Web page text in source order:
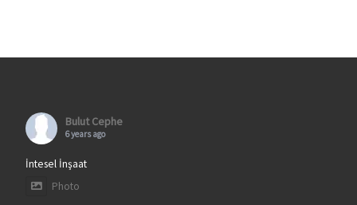
Bulut Cephe
6 years ago
İntesel İnşaat
Photo